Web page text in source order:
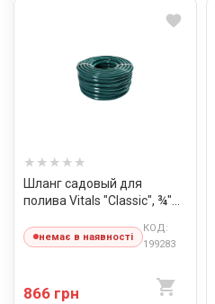
Шланг садовый для
полива Vitals "Classic", ¾"
немає в наявності
КОД:
199283
866 грн